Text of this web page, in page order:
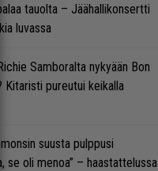
tauolta – Jäähallikonsertti
luvassa
Samboralta nykyään Bon
Kitaristi pureutui keikalla
suusta pulppusi
se oli menoa” – haastattelussa